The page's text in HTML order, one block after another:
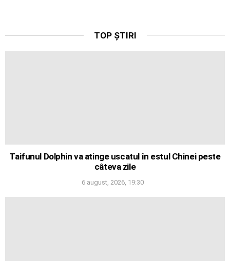
TOP ȘTIRI
Taifunul Dolphin va atinge uscatul în estul Chinei peste
câteva zile
6 august, 2026, 19:30